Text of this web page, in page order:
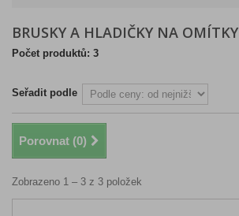
BRUSKY A HLADIČKY NA OMÍTKY
Počet produktů: 3
Seřadit podle
Porovnat (0)
Zobrazeno 1 – 3 z 3 položek